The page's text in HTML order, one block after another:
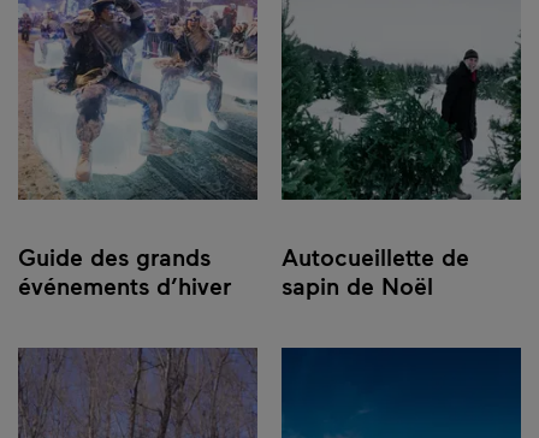
Guide des grands
événements d’hiver
Autocueillette de
sapin de Noël